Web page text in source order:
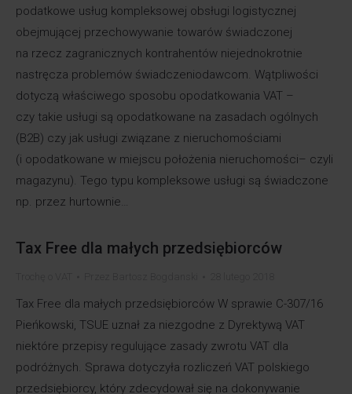
podatkowe usług kompleksowej obsługi logistycznej
obejmującej przechowywanie towarów świadczonej
na rzecz zagranicznych kontrahentów niejednokrotnie
nastręcza problemów świadczeniodawcom. Wątpliwości
dotyczą właściwego sposobu opodatkowania VAT –
czy takie usługi są opodatkowane na zasadach ogólnych
(B2B) czy jak usługi związane z nieruchomościami
(i opodatkowane w miejscu położenia nieruchomości– czyli
magazynu). Tego typu kompleksowe usługi są świadczone
np. przez hurtownie…
Tax Free dla małych przedsiębiorców
Tax Free dla małych przedsiębiorców W sprawie C-307/16
Pieńkowski, TSUE uznał za niezgodne z Dyrektywą VAT
niektóre przepisy regulujące zasady zwrotu VAT dla
podróżnych. Sprawa dotyczyła rozliczeń VAT polskiego
przedsiębiorcy, który zdecydował się na dokonywanie